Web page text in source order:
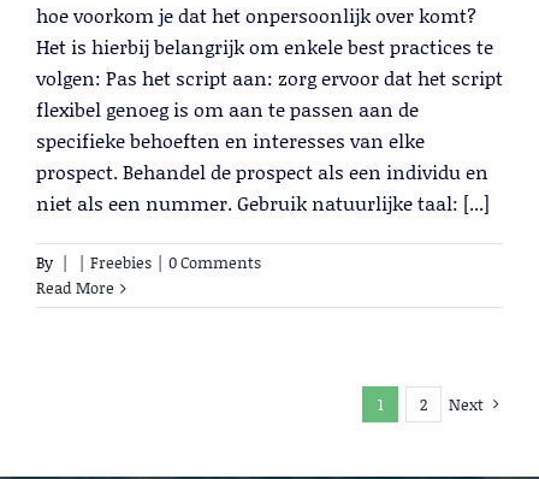
hoe voorkom je dat het onpersoonlijk over komt?
Het is hierbij belangrijk om enkele best practices te
volgen: Pas het script aan: zorg ervoor dat het script
flexibel genoeg is om aan te passen aan de
specifieke behoeften en interesses van elke
prospect. Behandel de prospect als een individu en
niet als een nummer. Gebruik natuurlijke taal: [...]
By | | Freebies | 0 Comments
Read More
1 2 Next